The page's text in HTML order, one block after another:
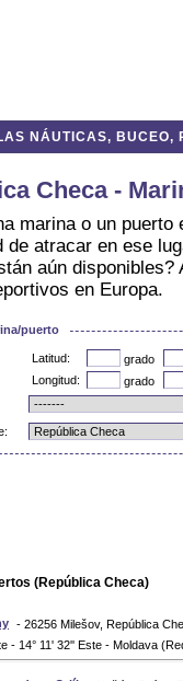
NÁUTICAS, BUCEO,
Checa -
marina o un
de atracar en ese
aún
en Europa.
puerto
Latitud:
grado
Longitud:
grado
(República Checa)
- 26256 Milešov, República
- 14° 11' 32'' Este - Moldava